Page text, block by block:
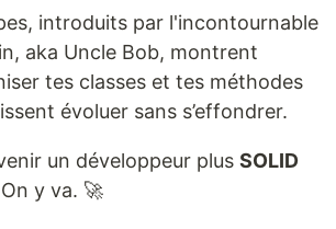
introduits par l'incontournable
aka Uncle Bob, montrent
tes classes et tes méthodes
évoluer sans s’effondrer.
un développeur plus SOLID
y va. 🚀